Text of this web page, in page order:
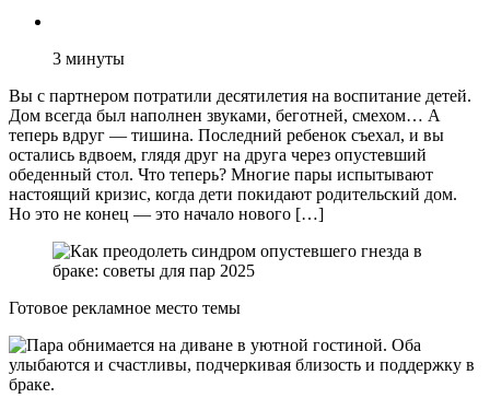
3 минуты
Вы с партнером потратили десятилетия на воспитание детей.
Дом всегда был наполнен звуками, беготней, смехом… А
теперь вдруг — тишина. Последний ребенок съехал, и вы
остались вдвоем, глядя друг на друга через опустевший
обеденный стол. Что теперь? Многие пары испытывают
настоящий кризис, когда дети покидают родительский дом.
Но это не конец — это начало нового […]
Готовое рекламное место темы